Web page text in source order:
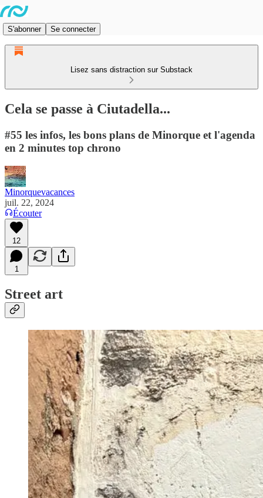
S'abonner Se connecter
Lisez sans distraction sur Substack
Cela se passe à Ciutadella...
#55 les infos, les bons plans de Minorque et l'agenda
en 2 minutes top chrono
Minorquevacances
juil. 22, 2024
Écouter
12
1
Street art